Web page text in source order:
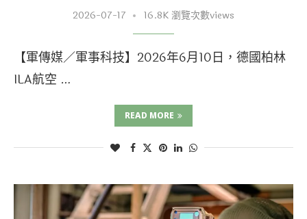
2026-07-17 16.8K 瀏覽次數views
【軍傳媒／軍事科技】2026年6月10日，德國柏林
ILA航空 …
READ MORE